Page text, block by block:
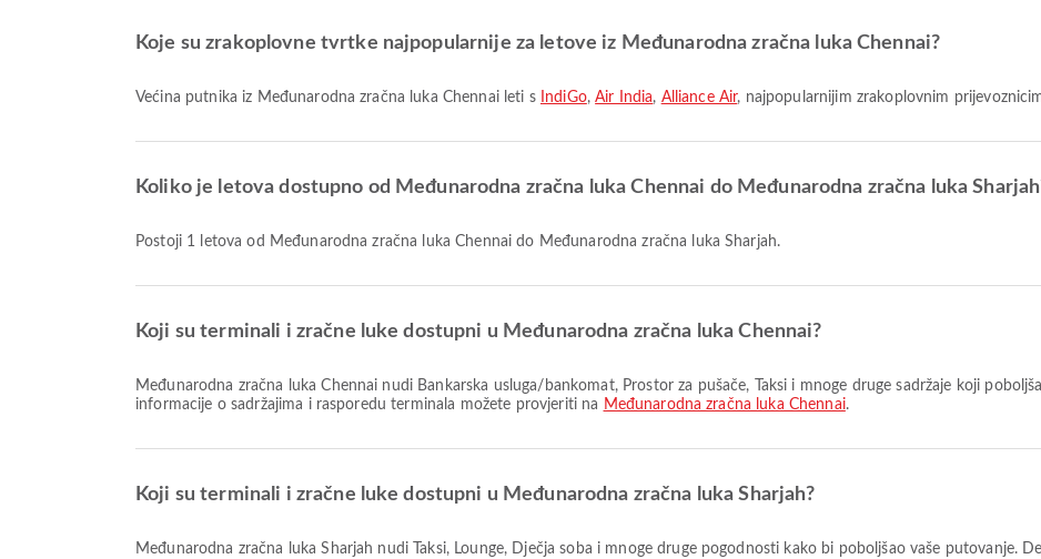
Koje su zrakoplovne tvrtke najpopularnije za letove iz Međunarodna zračna luka Chennai?
Većina putnika iz Međunarodna zračna luka Chennai leti s IndiGo,Air India, Alliance Air, najpopularnijim zrakoplovnim
Koliko je letova dostupno od Međunarodna zračna luka Chennai do Međunarodna zračna luka
Postoji 1 letova od Međunarodna zračna luka Chennai do Međunarodna zračna luka Sharjah.
Koji su terminali i zračne luke dostupni u Međunarodna zračna luka Chennai?
Međunarodna zračna luka Chennai nudi Bankarska usluga/bankomat, Prostor za pušače, Taksi i mnoge druge sadržaje koji poboljšavaju vaše putničko iskustvo. Detaljne
informacije o sadržajima i rasporedu terminala možete provjeriti na Međunarodna zračna luka Chennai.
Koji su terminali i zračne luke dostupni u Međunarodna zračna luka Sharjah?
Međunarodna zračna luka Sharjah nudi Taksi, Lounge, Dječja soba i mnoge druge pogodnosti kako bi poboljšao vaše putovanje. Detaljne informacije o sadržajima i rasporedu